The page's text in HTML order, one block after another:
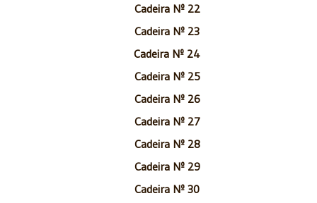
Cadeira Nº 22
Cadeira Nº 23
Cadeira Nº 24
Cadeira Nº 25
Cadeira Nº 26
Cadeira Nº 27
Cadeira Nº 28
Cadeira Nº 29
Cadeira Nº 30